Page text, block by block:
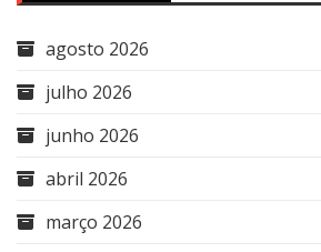
agosto 2026
julho 2026
junho 2026
abril 2026
março 2026